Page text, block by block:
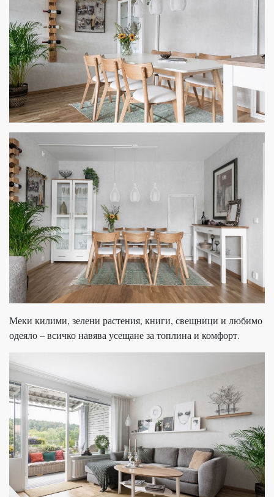
Меки килими, зелени растения, книги, свещници и любимо
одеяло – всичко навява усещане за топлина и комфорт.